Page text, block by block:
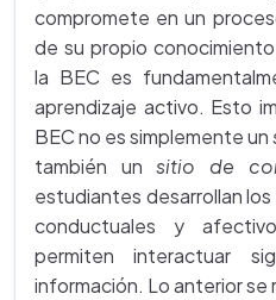
compromete en un
de su propio
la BEC es
aprendizaje activo. Esto
BEC no es simplemente un
también unsitio de
estudiantes desarrollan
conductuales y
permiten interactuar
información. Lo anterior